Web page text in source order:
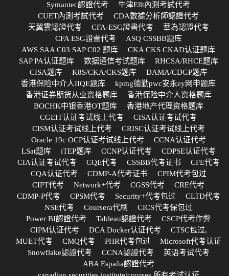
Symantec認證代考
牛津Ellt內測考試代考
CUET內測考試代考
CDA數據分析師認證代考
天翼雲認證代考
CFA-ESG證書代考
華為認證代考
CFA ESG證書代考
ASQ CSSBB题库
AWS SAA C03 SAP C02 题库
CKA CKS CKAD认证题库
SAP PA认证题库
数据通信考试题库
RHCSA/RHCE题库
CISA题库
K8S/CKA/CKS题库
DAMA/CDGP题库
香港保险中介人IIQE题库
kpmg德勤pwc安永ey网申题库
香港证券期货从业资格题库
香港保险中介人资格题库
BOCHK中银香港OT题库
香港地产代理资格题库
CGEIT认证考试线上代考
CISA认证考试代考
CISM认证考试线上代考
CRISC认证考试线上代考
Oracle 19c OCP认证考试线上代考
CCNA认证代考
LSat题库
iTEP题库 CCNP认证代考
CDPSE认证代考
CIA认证考试代考
CQE代考 CSSBB代考证书
CFE代考
CQA认证代考
CDMP-A代考证书
CPIM代考包过
CIPT代考
Network+代考 CGSS代考
CRE代考
CDMP-P代考
CPSM代考 Security+代考包过
CLTD代考
NSE代考
Coursera代刷
CICS代考保包过
Power BI認證代考
Tableau認證代考
CSCP代考作弊
CIPM认证代考
DCA Docker认证代考
CTSC包过,
MUET代考
CMQ代考 PHR代考包过
Microsoft代考认证
Snowflake認證代考
CCNA認證代考
英语考试代考
ABA España認證代考